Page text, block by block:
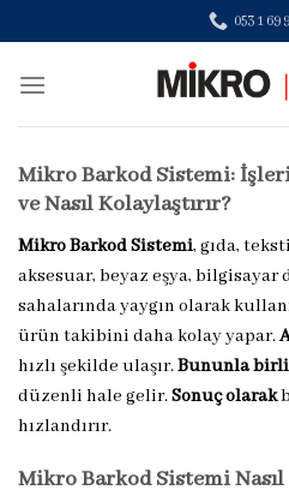
to
content
0531
Mikro Barkod Sistemi:
ve Nasıl Kolaylaştırır?
Mikro Barkod Sistemi, gıda,
aksesuar, beyaz eşya, bilgisayar
sahalarında yaygın olarak
ürün takibini daha kolay yapar.
hızlı şekilde ulaşır.Bununla
düzenli hale gelir.Sonuç olarak
hızlandırır.
Mikro Barkod Sistemi Nasıl